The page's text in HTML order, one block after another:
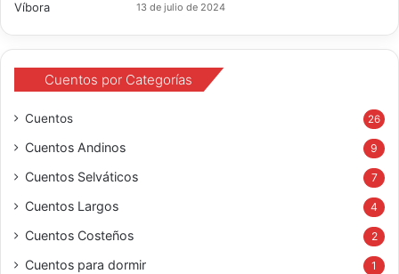
13 de julio de 2024
Cuentos por Categorías
Cuentos 26
Cuentos Andinos 9
Cuentos Selváticos 7
Cuentos Largos 4
Cuentos Costeños 2
Cuentos para dormir 1